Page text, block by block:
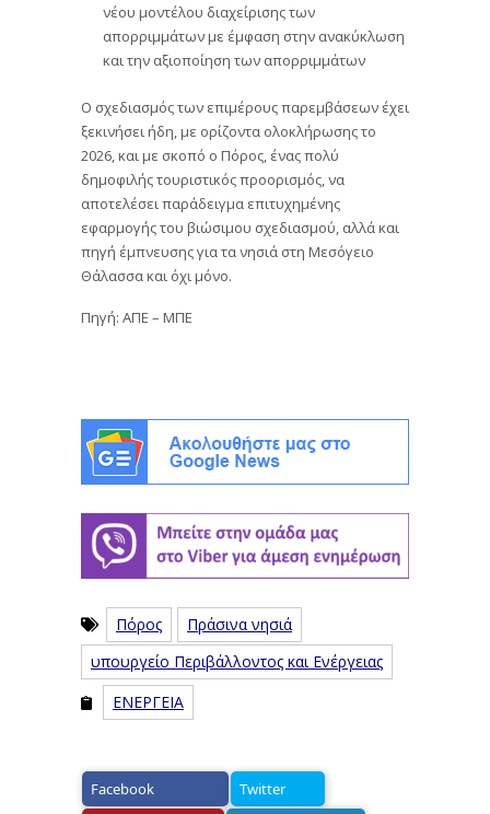
νέου μοντέλου διαχείρισης των
απορριμμάτων με έμφαση στην ανακύκλωση
και την αξιοποίηση των απορριμμάτων
Ο σχεδιασμός των επιμέρους παρεμβάσεων έχει
ξεκινήσει ήδη, με ορίζοντα ολοκλήρωσης το
2026, και με σκοπό ο Πόρος, ένας πολύ
δημοφιλής τουριστικός προορισμός, να
αποτελέσει παράδειγμα επιτυχημένης
εφαρμογής του βιώσιμου σχεδιασμού, αλλά και
πηγή έμπνευσης για τα νησιά στη Μεσόγειο
Θάλασσα και όχι μόνο.
Πηγή: ΑΠΕ – ΜΠΕ
Πόρος
Πράσινα νησιά
υπουργείο Περιβάλλοντος και Ενέργειας
ΕΝΕΡΓΕΙΑ
Facebook
Twitter